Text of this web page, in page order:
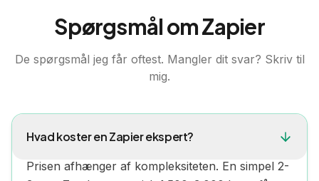
Spørgsmål omZapier
De spørgsmål jeg får oftest. Mangler dit svar? Skriv til
mig.
Hvad koster en Zapier ekspert?
Prisen afhænger af kompleksiteten. En simpel 2-